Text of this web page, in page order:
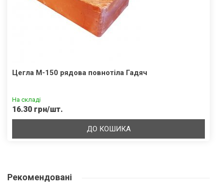
Цегла М-150 рядова повнотіла Гадяч
На складі
16.30 грн/шт.
ДО КОШИКА
Рекомендовані